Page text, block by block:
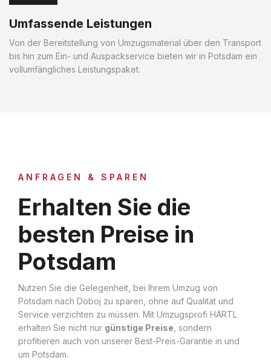
Umfassende Leistungen
Von der Bereitstellung von Umzugsmaterial über den Transport
bis hin zum Ein- und Auspackservice bieten wir in Potsdam ein
vollumfängliches Leistungspaket.
ANFRAGEN & SPAREN
Erhalten Sie die
besten Preise in
Potsdam
Nutzen Sie die Gelegenheit, bei Ihrem Umzug von
Potsdam nach Doboj zu sparen, ohne auf Qualität und
Service verzichten zu müssen. Mit Umzugsprofi HÄRTL
erhalten Sie nicht nur günstige Preise , sondern
profitieren auch von unserer Best-Preis-Garantie in und
um Potsdam.